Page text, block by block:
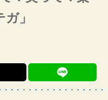
」